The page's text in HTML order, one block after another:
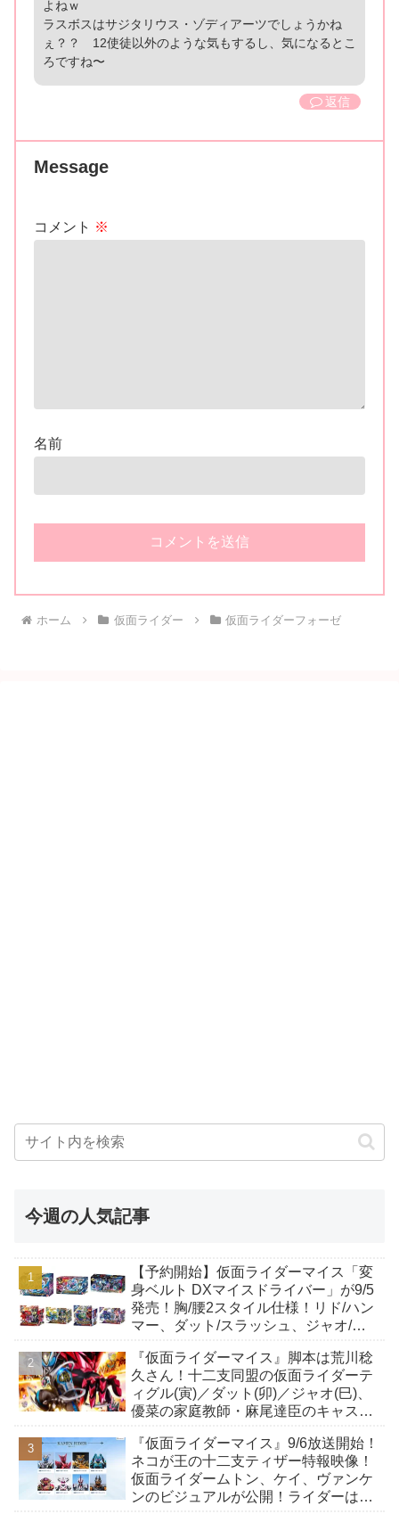
よねｗ
ラスボスはサジタリウス・ゾディアーツでしょうかね
ぇ？？ 12使徒以外のような気もするし、気になるとこ
ろですね〜
返信
Message
コメント ※
名前
ホーム 仮面ライダー 仮面ライダーフォーゼ
今週の人気記事
【予約開始】仮面ライダーマイス「変
身ベルト DXマイスドライバー」が9/5
発売！胸/腰2スタイル仕様！リド/ハン
マー、ダット/スラッシュ、ジャオ/バ
も！
『仮面ライダーマイス』脚本は荒川稔
久さん！十二支同盟の仮面ライダーテ
ィグル(寅)／ダット(卯)／ジャオ(巳)、
優菜の家庭教師・麻尾達臣のキャスト
んも変身！
『仮面ライダーマイス』9/6放送開始！
ネコが王の十二支ティザー特報映像！
仮面ライダームトン、ケイ、ヴァンケ
ンのビジュアルが公開！ライダーは子